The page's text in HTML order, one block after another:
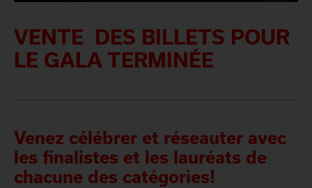
VENTE DES BILLETS POUR
LE GALA TERMINÉE
Venez célébrer et réseauter avec
les finalistes et les lauréats de
chacune des catégories!